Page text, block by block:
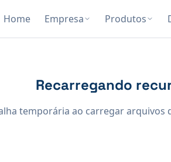
Home
Empresa Produtos
Recarregando
temporária ao carregar arquivos